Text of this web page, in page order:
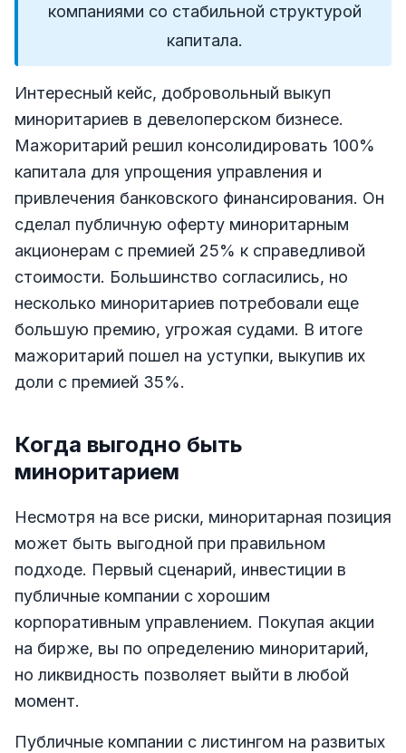
компаниями со стабильной структурой
капитала.
Интересный кейс, добровольный выкуп
миноритариев в девелоперском бизнесе.
Мажоритарий решил консолидировать 100%
капитала для упрощения управления и
привлечения банковского финансирования. Он
сделал публичную оферту миноритарным
акционерам с премией 25% к справедливой
стоимости. Большинство согласились, но
несколько миноритариев потребовали еще
большую премию, угрожая судами. В итоге
мажоритарий пошел на уступки, выкупив их
доли с премией 35%.
Когда выгодно быть
миноритарием
Несмотря на все риски, миноритарная позиция
может быть выгодной при правильном
подходе. Первый сценарий, инвестиции в
публичные компании с хорошим
корпоративным управлением. Покупая акции
на бирже, вы по определению миноритарий,
но ликвидность позволяет выйти в любой
момент.
Публичные компании с листингом на развитых